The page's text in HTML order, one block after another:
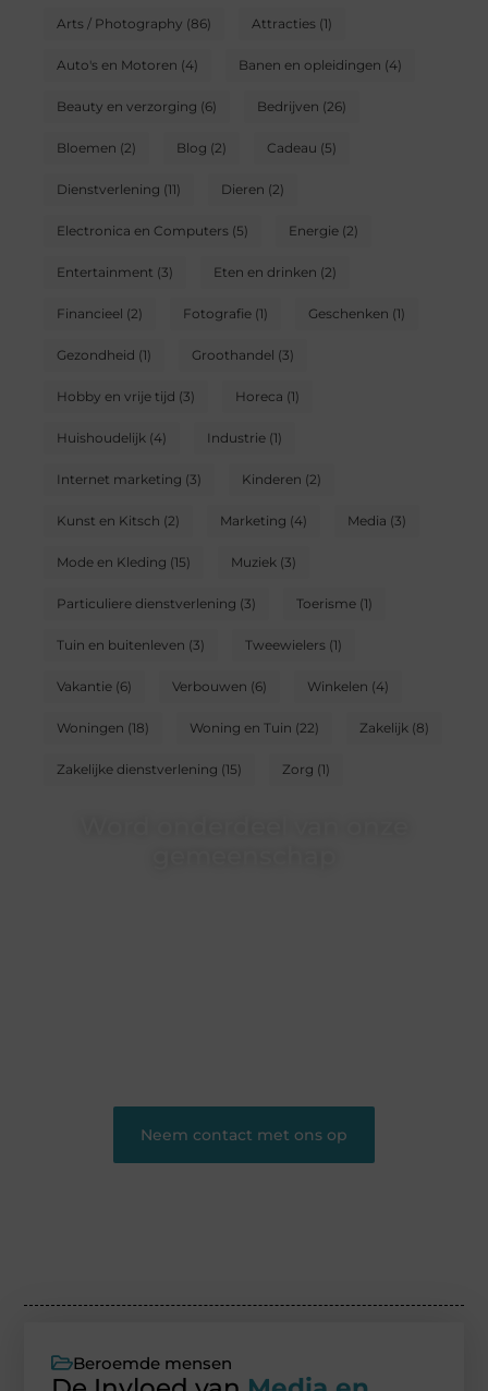
Arts / Photography (86) Attracties(1)
Auto's en Motoren (4) Banen en opleidingen (4)
Beauty en verzorging (6) Bedrijven (26)
Bloemen (2) Blog (2) Cadeau (5)
Dienstverlening (11) Dieren (2)
Electronica en Computers(5) Energie(2)
Entertainment (3) Eten en drinken (2)
Financieel (2) Fotografie(1) Geschenken (1)
Gezondheid (1) Groothandel (3)
Hobby en vrije tijd (3) Horeca (1)
Huishoudelijk(4) Industrie(1)
Internet marketing (3) Kinderen (2)
Kunst en Kitsch (2) Marketing (4) Media (3)
Mode en Kleding (15) Muziek(3)
Particuliere dienstverlening (3) Toerisme(1)
Tuin en buitenleven (3) Tweewielers(1)
Vakantie(6) Verbouwen (6) Winkelen (4)
Woningen (18) Woning en Tuin (22) Zakelijk(8)
Zakelijke dienstverlening (15) Zorg (1)
Neem contact met ons op
Beroemde mensen